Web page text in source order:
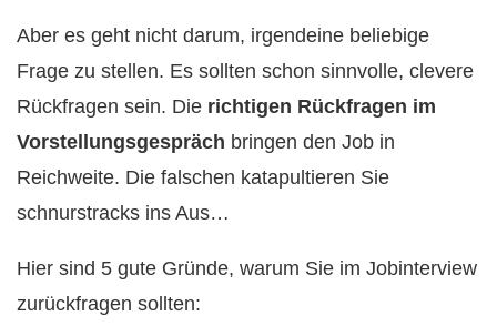
Aber es geht nicht darum, irgendeine beliebige
Frage zu stellen. Es sollten schon sinnvolle, clevere
Rückfragen sein. Die richtigen Rückfragen im
Vorstellungsgespräch bringen den Job in
Reichweite. Die falschen katapultieren Sie
schnurstracks ins Aus…
Hier sind 5 gute Gründe, warum Sie im Jobinterview
zurückfragen sollten: